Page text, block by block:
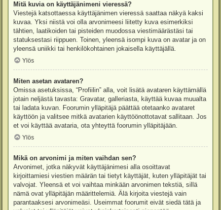
Mitä kuvia on käyttäjänimeni vieressä?
Viestejä katsottaessa käyttäjänimen vieressä saattaa näkyä kaksi
kuvaa. Yksi niistä voi olla arvonimeesi liitetty kuva esimerkiksi
tähtien, laatikoiden tai pisteiden muodossa viestimäärästäsi tai
statuksestasi riippuen. Toinen, yleensä isompi kuva on avatar ja on
yleensä uniikki tai henkilökohtainen jokaisella käyttäjällä.
Ylös
Miten asetan avataren?
Omissa asetuksissa, “Profiilin” alla, voit lisätä avataren käyttämällä
jotain neljästä tavasta: Gravatar, galleriasta, käyttää kuvaa muualta
tai ladata kuvan. Foorumin ylläpitäjä päättää otetaanko avataret
käyttöön ja valitsee mitkä avatarien käyttöönottotavat sallitaan. Jos
et voi käyttää avataria, ota yhteyttä foorumin ylläpitäjään.
Ylös
Mikä on arvonimi ja miten vaihdan sen?
Arvonimet, jotka näkyvät käyttäjänimesi alla osoittavat
kirjoittamiesi viestien määrän tai tietyt käyttäjät, kuten ylläpitäjät tai
valvojat. Yleensä et voi vaihtaa minkään arvonimen tekstiä, sillä
nämä ovat ylläpitäjän määrittelemiä. Älä kirjoita viestejä vain
parantaaksesi arvonimeäsi. Useimmat foorumit eivät siedä tätä ja